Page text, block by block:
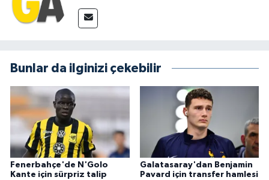
Bunlar da ilginizi çekebilir
Fenerbahçe'de N'Golo
Kante için sürpriz talip
Galatasaray'dan Benjamin
Pavard için transfer hamlesi